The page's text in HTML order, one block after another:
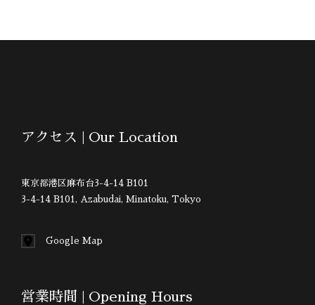
アクセス | Our Location
東京都港区麻布台3-4-14 B101
3-4-14 B101, Azabudai, Minatoku, Tokyo
Google Map
営業時間 | Opening Hours